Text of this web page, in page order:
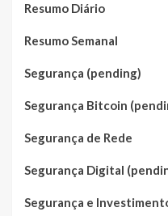
Resumo Diário
Resumo Semanal
Segurança (pending)
Segurança Bitcoin
Segurança de Rede
Segurança Digital
Segurança e